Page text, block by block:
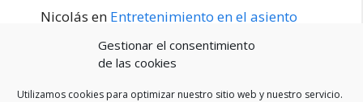
Gestionar el consentimiento
de las cookies
Utilizamos cookies para optimizar nuestro sitio web y nuestro servicio.
Nicolás en Entretenimiento en el asiento
trasero para el GLE / GLS disponible a
principios de 2020